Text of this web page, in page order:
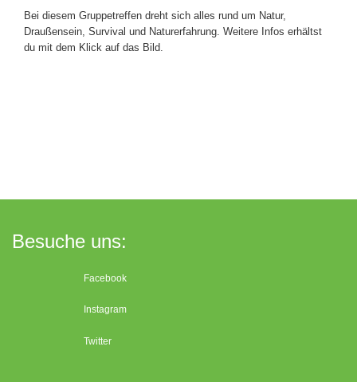
Bei diesem Gruppetreffen dreht sich alles rund um Natur,
Draußensein, Survival und Naturerfahrung. Weitere Infos erhältst
du mit dem Klick auf das Bild.
Besuche uns:
Facebook
Instagram
Twitter